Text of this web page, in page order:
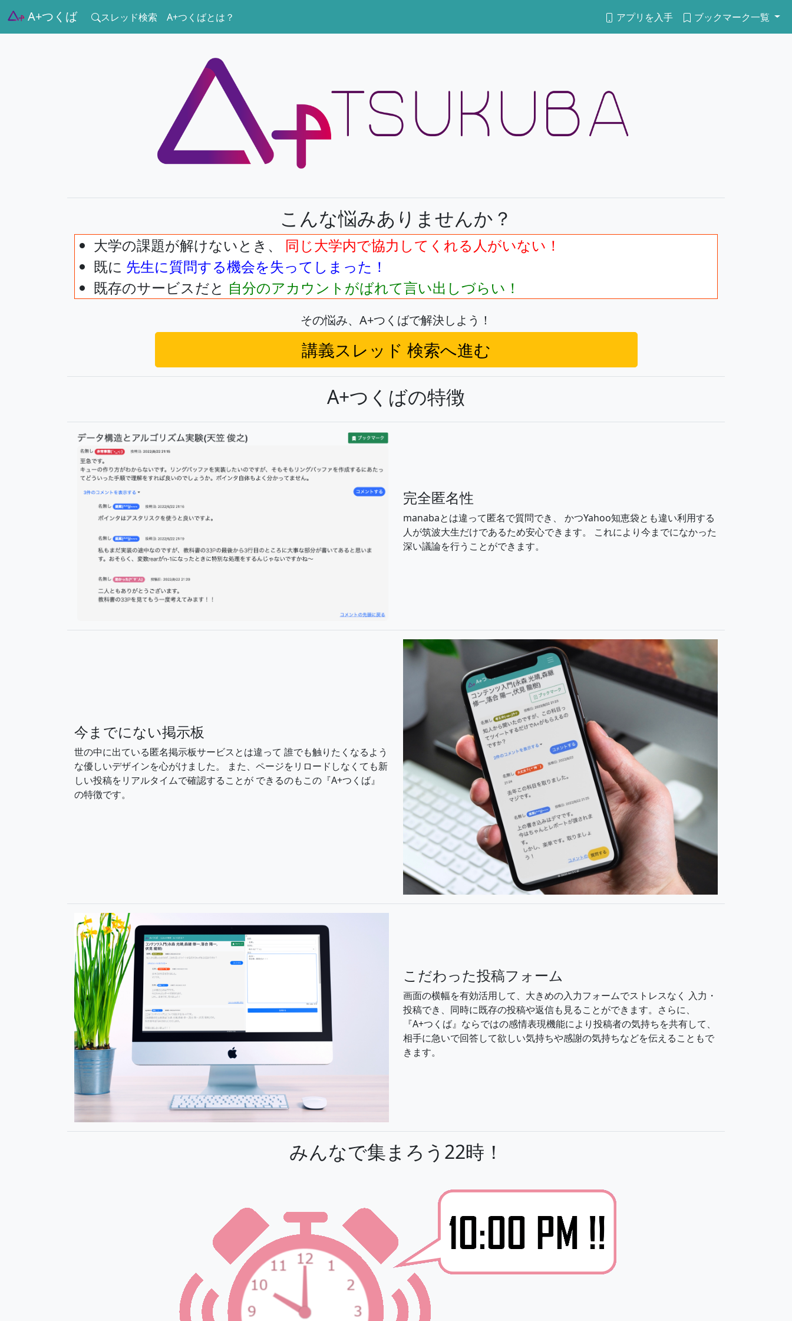
A+つくば スレッド検索 A+つくばとは？ アプリを入手 ブックマーク一覧
こんな悩みありませんか？
大学の課題が解けないとき、
同じ大学内で協力してくれる人がいない！
既に 先生に質問する機会を失ってしまった！
既存のサービスだと 自分のアカウントがばれて言い出しづらい！
その悩み、A+つくばで解決しよう！
講義スレッド 検索へ進む
A+つくばの特徴
完全匿名性
manabaとは違って匿名で質問でき、 かつYahoo知恵袋とも違い利用する
人が筑波大生だけであるため安心できます。 これにより今までになかった
深い議論を行うことができます。
今までにない掲示板
世の中に出ている匿名掲示板サービスとは違って 誰でも触りたくなるよう
な優しいデザインを心がけました。 また、ページをリロードしなくても新
しい投稿をリアルタイムで確認することが できるのもこの『A+つくば』
の特徴です。
こだわった投稿フォーム
画面の横幅を有効活用して、大きめの入力フォームでストレスなく 入力・
投稿でき、同時に既存の投稿や返信も見ることができます。さらに、
『A+つくば』ならではの感情表現機能により投稿者の気持ちを共有して、
相手に急いで回答して欲しい気持ちや感謝の気持ちなどを伝えることもで
きます。
みんなで集まろう22時！